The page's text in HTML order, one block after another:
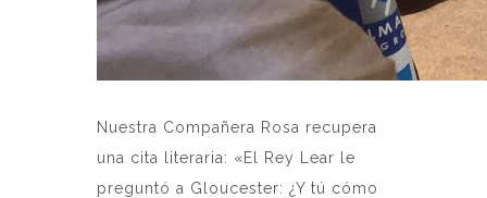
Nuestra Compañera Rosa recupera
una cita literaria: «El Rey Lear le
preguntó a Gloucester: ¿Y tú cómo